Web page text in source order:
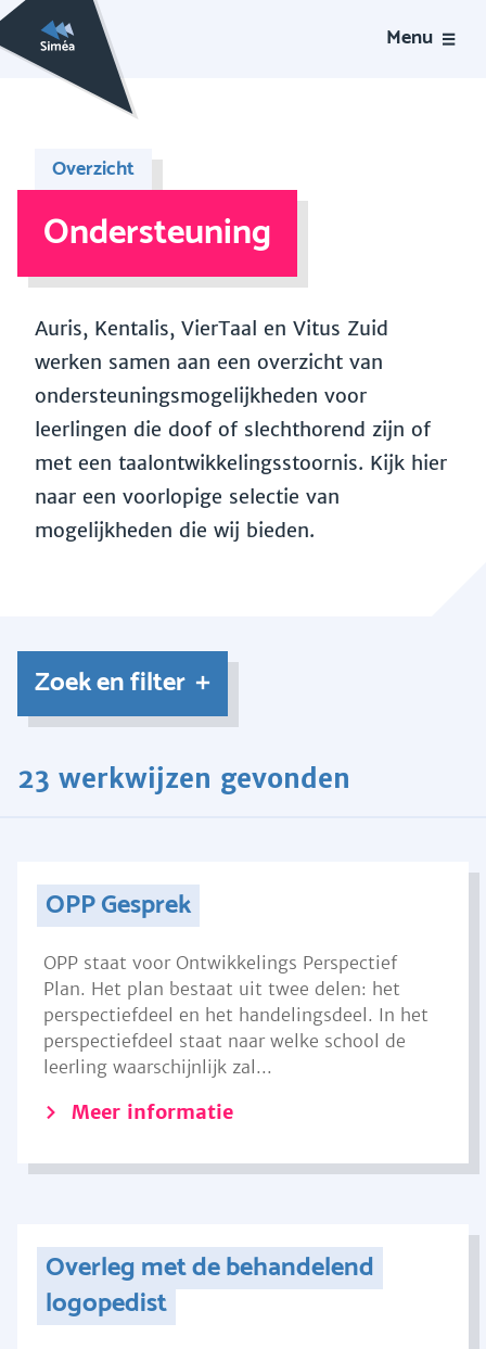
Menu
Overzicht
Ondersteuning
Auris, Kentalis, VierTaal en Vitus Zuid
werken samen aan een overzicht van
ondersteuningsmogelijkheden voor
leerlingen die doof of slechthorend zijn of
met een taalontwikkelingsstoornis. Kijk hier
naar een voorlopige selectie van
mogelijkheden die wij bieden.
Zoek en filter
23 werkwijzen gevonden
OPP Gesprek
OPP staat voor Ontwikkelings Perspectief
Plan. Het plan bestaat uit twee delen: het
perspectiefdeel en het handelingsdeel. In het
perspectiefdeel staat naar welke school de
leerling waarschijnlijk zal...
Meer informatie
Overleg met de behandelend
logopedist